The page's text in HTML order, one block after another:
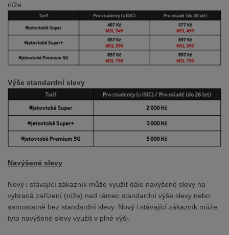
níže.
Výše standardní slevy
Navýšené slevy
Nový i stávající zákazník může využít dále navýšené slevy na
vybraná zařízení (níže) nad rámec standardní výše slevy nebo
samostatně bez standardní slevy. Nový i stávající zákazník může
tyto navýšené slevy využít v plné výši.